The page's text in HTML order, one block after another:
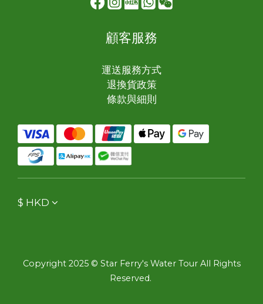
顧客服務
運送服務方式
退換貨政策
條款與細則
$ HKD
Copyright 2025 © Star Ferry's Water Tour All Rights
Reserved.